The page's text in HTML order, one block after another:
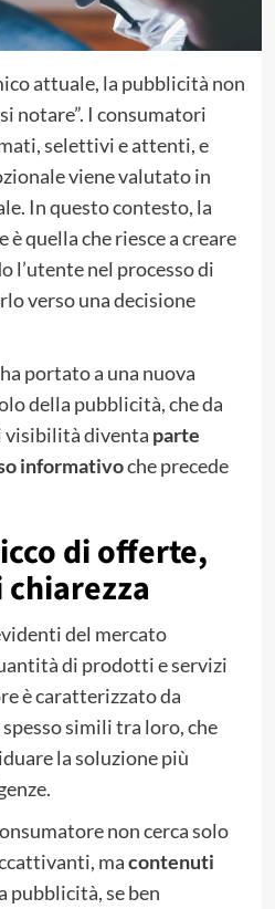
attuale, la pubblicità non
notare”. I consumatori
selettivi e attenti, e
viene valutato in
In questo contesto, la
quella che riesce a creare
l’utente nel processo di
verso una decisione
portato a una nuova
della pubblicità, che da
visibilità diventa parte
informativoche precede
di offerte,
del mercato
di prodotti e servizi
è caratterizzato da
simili tra loro, che
la soluzione più
non cerca solo
macontenuti
pubblicità, se ben